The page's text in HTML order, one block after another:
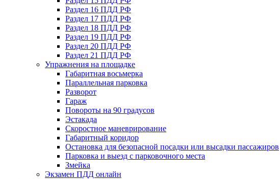
Раздел 16 ПДД РФ
Раздел 17 ПДД РФ
Раздел 18 ПДД РФ
Раздел 19 ПДД РФ
Раздел 20 ПДД РФ
Раздел 21 ПДД РФ
Упражнения на площадке
Габаритная восьмерка
Параллельная парковка
Разворот
Гараж
Повороты на 90 градусов
Эстакада
Скоростное маневрирование
Габаритный коридор
Остановка для безопасной посадки или высадки пассажиров
Парковка и выезд с парковочного места
Змейка
Экзамен ПДД онлайн